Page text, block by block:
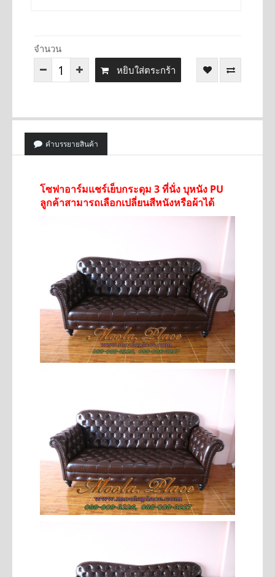
จำนวน
หยิบใส่ตระกร้า
คำบรรยายสินค้า
โซฟาอาร์มแชร์เย็บกระดุม 3 ที่นั่ง บุหนัง PU
ลูกค้าสามารถเลือกเปลี่ยนสีหนังหรือผ้าได้